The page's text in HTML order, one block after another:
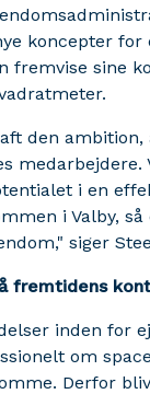
koncepter
fremvise sine
den
i en
i Valby,
siger
fremtidens
inden for
om
Derfor